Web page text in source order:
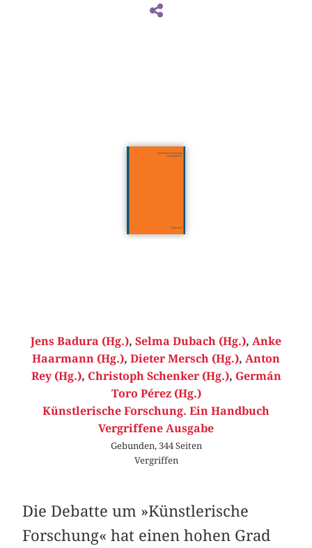
Jens Badura (Hg.), Selma Dubach (Hg.), Anke
Haarmann (Hg.), Dieter Mersch (Hg.), Anton
Rey (Hg.), Christoph Schenker (Hg.), Germán
Toro Pérez (Hg.)
Künstlerische Forschung. Ein Handbuch
Vergriffene Ausgabe
Gebunden, 344 Seiten
Vergriffen
Die Debatte um »Künstlerische
Forschung« hat einen hohen Grad